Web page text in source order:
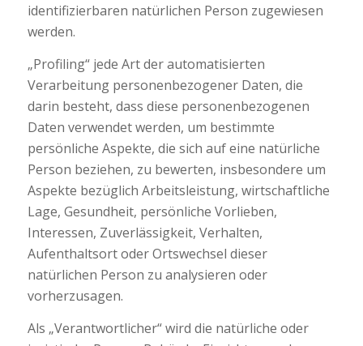
identifizierbaren natürlichen Person zugewiesen
werden.
„Profiling“ jede Art der automatisierten
Verarbeitung personenbezogener Daten, die
darin besteht, dass diese personenbezogenen
Daten verwendet werden, um bestimmte
persönliche Aspekte, die sich auf eine natürliche
Person beziehen, zu bewerten, insbesondere um
Aspekte bezüglich Arbeitsleistung, wirtschaftliche
Lage, Gesundheit, persönliche Vorlieben,
Interessen, Zuverlässigkeit, Verhalten,
Aufenthaltsort oder Ortswechsel dieser
natürlichen Person zu analysieren oder
vorherzusagen.
Als „Verantwortlicher“ wird die natürliche oder